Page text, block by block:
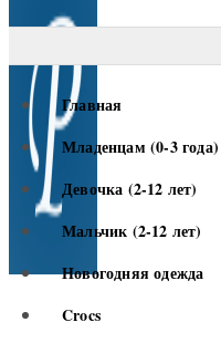
Главная
Младенцам (0-3 года)
Девочка (2-12 лет)
Мальчик (2-12 лет)
Новогодняя одежда
Crocs